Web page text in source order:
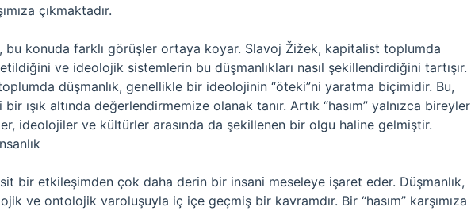
çıkmaktadır.
bu konuda farklı görüşler ortaya koyar. Slavoj Žižek, kapitalist toplumda
ve ideolojik sistemlerin bu düşmanlıkları nasıl şekillendirdiğini tartışır.
düşmanlık, genellikle bir ideolojinin “öteki”ni yaratma biçimidir. Bu,
bir ışık altında değerlendirmemize olanak tanır. Artık “hasım” yalnızca bireyler
ideolojiler ve kültürler arasında da şekillenen bir olgu haline gelmiştir.
bir etkileşimden çok daha derin bir insani meseleye işaret eder. Düşmanlık,
ve ontolojik varoluşuyla iç içe geçmiş bir kavramdır. Bir “hasım” karşımıza